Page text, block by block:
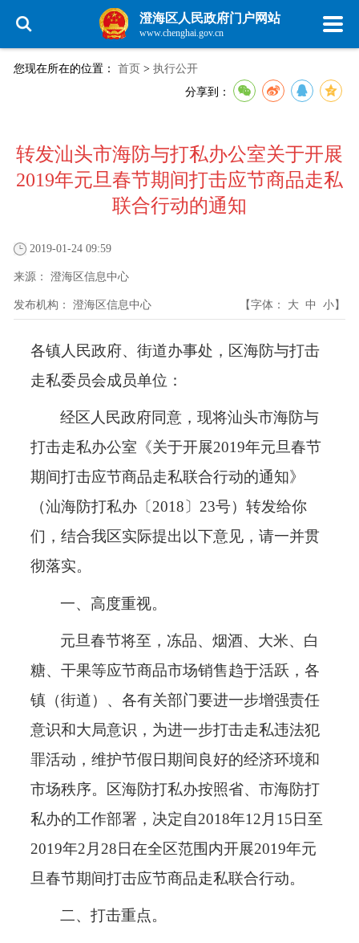
澄海区人民政府门户网站
www.chenghai.gov.cn
您现在所在的位置： 首页 > 执行公开
分享到：
转发汕头市海防与打私办公室关于开展
2019年元旦春节期间打击应节商品走私
联合行动的通知
2019-01-24 09:59
来源： 澄海区信息中心
发布机构： 澄海区信息中心 【字体： 大 中 小】
各镇人民政府、街道办事处，区海防与打击
走私委员会成员单位：
经区人民政府同意，现将汕头市海防与
打击走私办公室《关于开展2019年元旦春节
期间打击应节商品走私联合行动的通知》
（汕海防打私办〔2018 〕 23号）转发给你
们，结合我区实际提出以下意见，请一并贯
彻落实。
一、高度重视。
元旦春节将至，冻品、烟酒、大米、白
糖、干果等应节商品市场销售趋于活跃，各
镇（街道）、各有关部门要进一步增强责任
意识和大局意识，为进一步打击走私违法犯
罪活动，维护节假日期间良好的经济环境和
市场秩序。区海防打私办按照省、市海防打
私办的工作部署，决定自2018年12 月 15 日至
2019年2 月 28 日在全区范围内开展2019年元
旦春节期间打击应节商品走私联合行动。
二、打击重点。